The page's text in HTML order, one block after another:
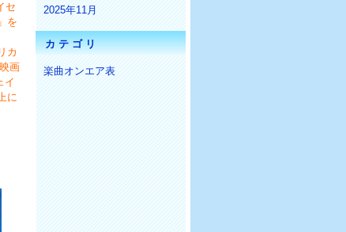
セ
を
カ
画
イ
に
2025年11月
カテゴリ
楽曲オンエア表